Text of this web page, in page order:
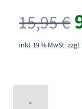
15,95€
inkl. 19 % MwSt.
-